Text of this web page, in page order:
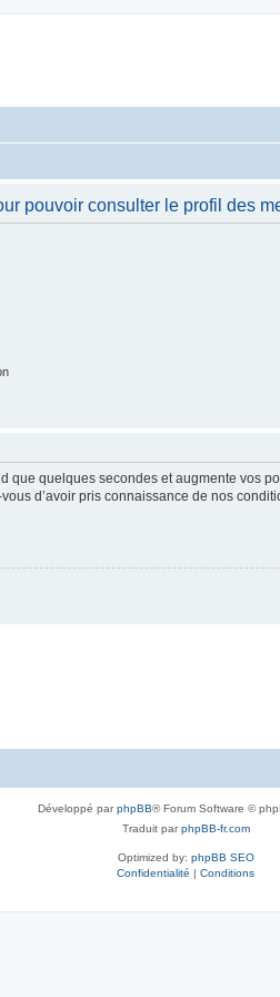
pouvoir consulter le profil des
que quelques secondes et augmente vos
d’avoir pris connaissance de nos
Développé parphpBB® Forum Software ©
Traduit parphpBB-fr.com
Optimized by: phpBB SEO
Confidentialité | Conditions